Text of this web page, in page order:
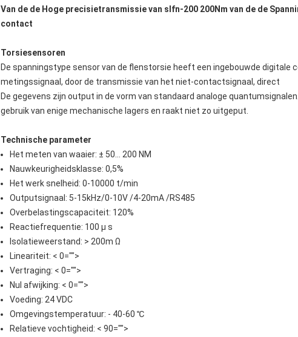
Van de de Hoge precisietransmissie van slfn-200 200Nm van de de
contact
Torsiesensoren
De spanningstype sensor van de flenstorsie heeft een ingebouwde digitale
metingssignaal, door de transmissie van het niet-contactsignaal, direct
De gegevens zijn output in de vorm van standaard analoge
gebruik van enige mechanische lagers en raakt niet zo uitgeput.
Technische parameter
Het meten van waaier: ± 50… 200 NM
Nauwkeurigheidsklasse: 0,5%
Het werk snelheid: 0-10000 t/min
Outputsignaal: 5-15kHz/0-10V /4-20mA /RS485
Overbelastingscapaciteit: 120%
Reactiefrequentie: 100 μ s
Isolatieweerstand: > 200m Ω
Lineariteit: < 0="">
Vertraging: < 0="">
Nul afwijking: < 0="">
Voeding: 24 VDC
Omgevingstemperatuur: - 40-60 ℃
Relatieve vochtigheid: < 90="">